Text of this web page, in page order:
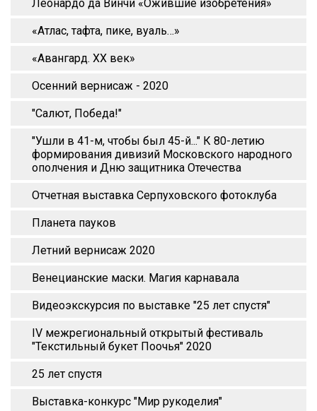
Леонардо да Винчи «Ожившие изобретения»
«Атлас, тафта, пике, вуаль…»
«Авангард. XX век»
Осенний вернисаж - 2020
"Салют, Победа!"
"Ушли в 41-м, чтобы был 45-й..." К 80-летию
формирования дивизий Московского народного
ополчения и Дню защитника Отечества
Отчетная выставка Серпуховского фотоклуба
Планета пауков
Летний вернисаж 2020
Венецианские маски. Магия карнавала
Видеоэкскурсия по выставке "25 лет спустя"
IV межрегиональный открытый фестиваль
"Текстильный букет Поочья" 2020
25 лет спустя
Выставка-конкурс "Мир рукоделия"